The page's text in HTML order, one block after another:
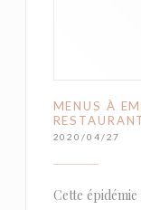
MENUS À
2020/04/27
Cette